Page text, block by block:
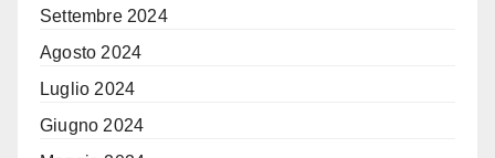
Settembre 2024
Agosto 2024
Luglio 2024
Giugno 2024